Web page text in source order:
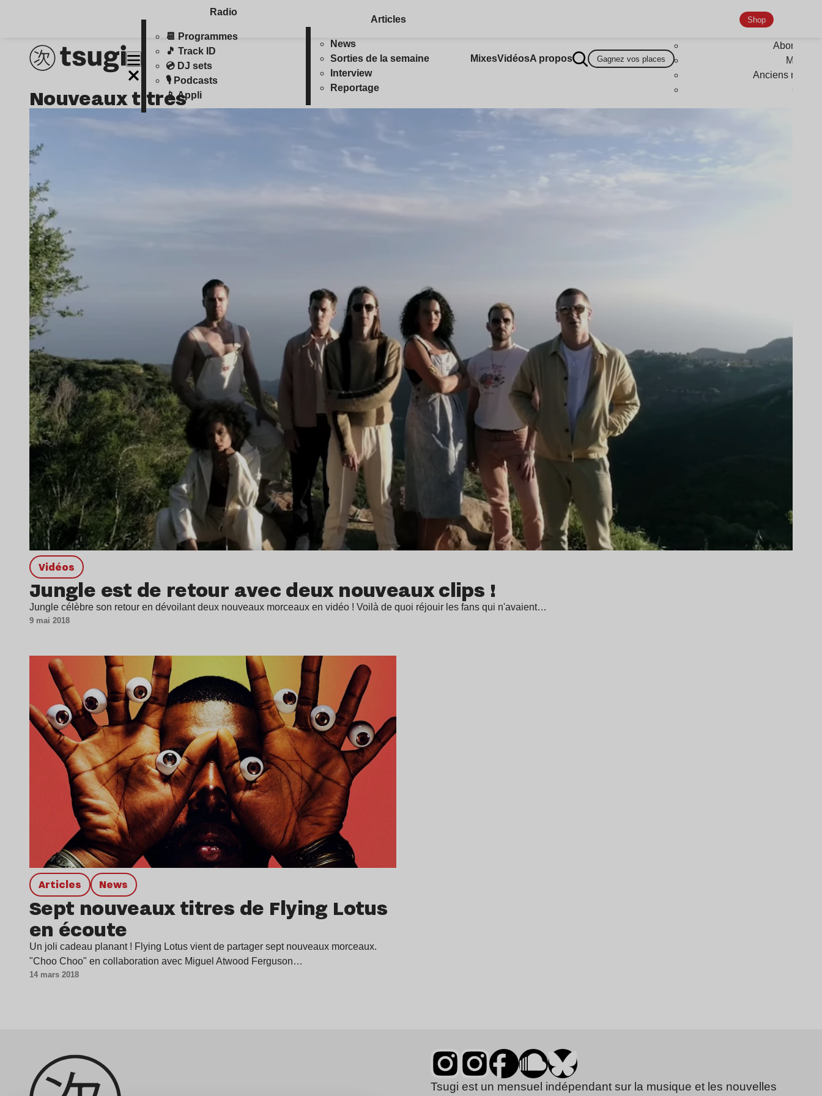
Radio
📆 Programmes
🎵 Track ID
💿 DJ sets
🎙️ Podcasts
📱 Appli
Articles
News
Sorties de la semaine
Interview
Reportage
MixesVidéosA propos Gagnez vos places
Shop
Anciens
Nouveaux titres
Vidéos
Jungle est de retour avec deux nouveaux clips !
Jungle célèbre son retour en dévoilant deux nouveaux morceaux en vidéo ! Voilà de quoi réjouir les fans qui n'avaient…
9 mai 2018
Articles news
Sept nouveaux titres de Flying Lotus
en écoute
Un joli cadeau planant ! Flying Lotus vient de partager sept nouveaux morceaux.
"Choo Choo" en collaboration avec Miguel Atwood Ferguson…
14 mars 2018
Tsugi est un mensuel indépendant sur la musique et les nouvelles